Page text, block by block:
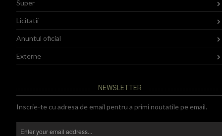
Super
Licitatii
Anuntul oficial
Externe
NEWSLETTER
Inscrie-te cu adresa de email pentru a primi noutatile pe email.